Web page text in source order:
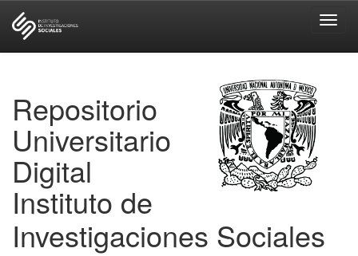
Repositorio
Universitario
Digital
Instituto de
Investigaciones Sociales